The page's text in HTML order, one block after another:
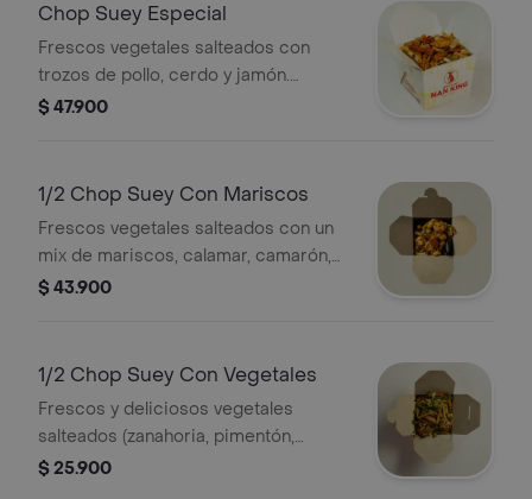
Chop Suey Especial
Frescos vegetales salteados con
trozos de pollo, cerdo y jamón.
(sugerido para 2)
$ 47.900
1/2 Chop Suey Con Mariscos
Frescos vegetales salteados con un
mix de mariscos, calamar, camarón,
palmito de cangrejo, trocitos de
$ 43.900
1/2 Chop Suey Con Vegetales
Frescos y deliciosos vegetales
salteados (zanahoria, pimentón,
cebolla, repollo, celery, brócoli,
$ 25.900